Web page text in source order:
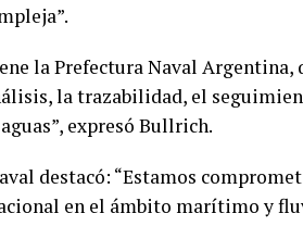
la Prefectura Naval Argentina,
la trazabilidad, el
expresó Bullrich.
destacó: “Estamos
en el ámbito marítimo y